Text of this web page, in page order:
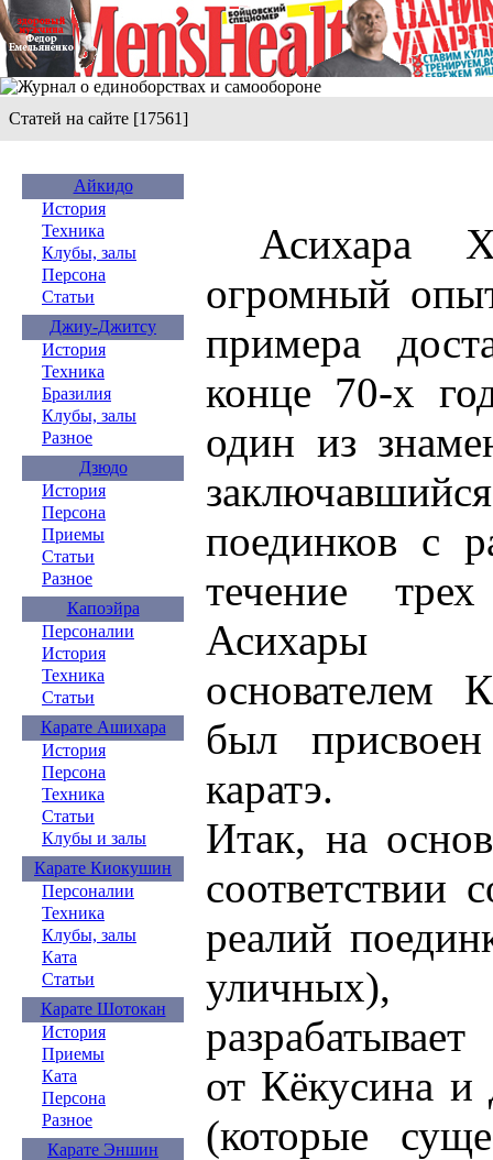
Статей на сайте [17561]
Айкидо
История
Техника
Клубы, залы
Персона
Статьи
Джиу-Джитсу
История
Техника
Бразилия
Клубы, залы
Разное
Дзюдо
История
Персона
Приемы
Статьи
Разное
Капоэйра
Персоналии
История
Техника
Статьи
Карате Ашихара
История
Персона
Техника
Статьи
Клубы и залы
Карате Киокушин
Персоналии
Техника
Клубы, залы
Ката
Статьи
Карате Шотокан
История
Приемы
Ката
Персона
Разное
Карате Эншин
Асихара
огромный
примера
конце 70-х
один из
поединков с
течение
Асихары
основателем
был
каратэ.
Итак, на
соответствии
реалий
от Кёкусина и
(которые